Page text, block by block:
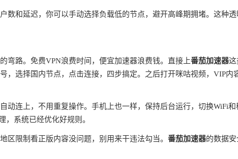
数和延迟，你可以手动选择负载低的节点，避开高峰期拥堵。这种透
弯路。免费VPN浪费时间，便宜加速器浪费钱。直接上番茄加速器这
，选择国内节点，点击连接，四步搞定。之后打开咪咕视频，VIP内
动连上，不用重复操作。手机上也一样，保持后台运行，切换WiFi和
系统已经优化好规则。
区限制看正版内容没问题，别用来干违法勾当。 番茄加速器的数据安